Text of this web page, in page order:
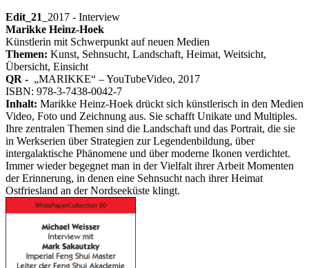
Edit_21
_2017 - Interview
Marikke Heinz-Hoek
Künstlerin mit Schwerpunkt auf neuen Medien
Themen: Kunst, Sehnsucht, Landschaft, Heimat, Weitsicht,
Übersicht, Einsicht
QR - „MARIKKE“ – YouTubeVideo, 2017
ISBN: 978-3-7438-0042-7
Inhalt: Marikke Heinz-Hoek drückt sich künstlerisch in den Medien
Video, Foto und Zeichnung aus. Sie schafft Unikate und Multiples.
Ihre zentralen Themen sind die Landschaft und das Portrait, die sie
in Werkserien über Strategien zur Legendenbildung, über
intergalaktische Phänomene und über moderne Ikonen verdichtet.
Immer wieder begegnet man in der Vielfalt ihrer Arbeit Momenten
der Erinnerung, in denen eine Sehnsucht nach ihrer Heimat
Ostfriesland an der Nordseeküste klingt.